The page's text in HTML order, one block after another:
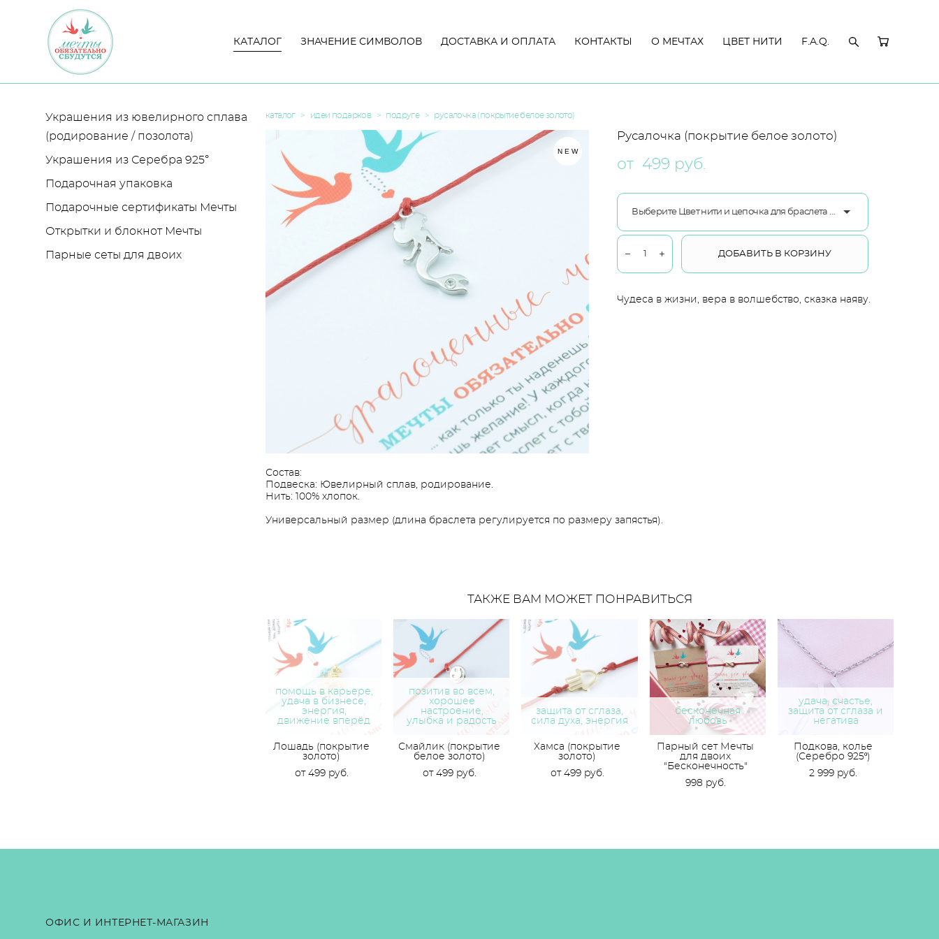
КАТАЛОГ ЗНАЧЕНИЕ СИМВОЛОВ ДОСТАВКА И ОПЛАТА КОНТАКТЫ О МЕЧТАХ ЦВЕТ НИТИ F.A.Q.
КАТАЛОГ ЗНАЧЕНИЕ СИМВОЛОВ ДОСТАВКА И ОПЛАТА КОНТАКТЫ О МЕЧТАХ ЦВЕТ НИТИ F.A.Q.
Украшения из ювелирного сплава
(родирование / позолота)
Украшения из Серебра 925°
Подарочная упаковка
Подарочные сертификаты Мечты
Открытки и блокнот Мечты
Парные сеты для двоих
каталог > идеи подарков > подруге > русалочка (покрытие белое золото)
NEW
Русалочка (покрытие белое золото)
от 499 pуб.
ДОБАВИТЬ В КОРЗИНУ
Чудеса в жизни, вера в волшебство, сказка наяву.
Состав:
Подвеска: Ювелирный сплав, родирование.
Нить: 100% хлопок.
Универсальный размер (длина браслета регулируется по размеру запястья).
ТАКЖЕ ВАМ МОЖЕТ ПОНРАВИТЬСЯ
помощь в карьере,
удача в бизнесе,
энергия,
движение вперёд
Лошадь (покрытие
золото)
от 499 pуб.
позитив во всем,
хорошее
настроение,
улыбка и радость
Смайлик (покрытие
белое золото)
от 499 pуб.
защита от сглаза,
сила духа, энергия
Хамса (покрытие
золото)
от 499 pуб.
бесконечная
любовь
Парный сет Мечты
для двоих
"Бесконечность"
998 pуб.
удача, счастье,
защита от сглаза и
негатива
Подкова, колье
(Серебро 925º)
2 999 pуб.
ОФИС И ИНТЕРНЕТ-МАГАЗИН